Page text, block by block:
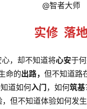
@智者大师
实修  落
，却不知道将心安于何
命的出路， 但不知道路
道如何入门 ，如何筑基
，但不知道体验如何发